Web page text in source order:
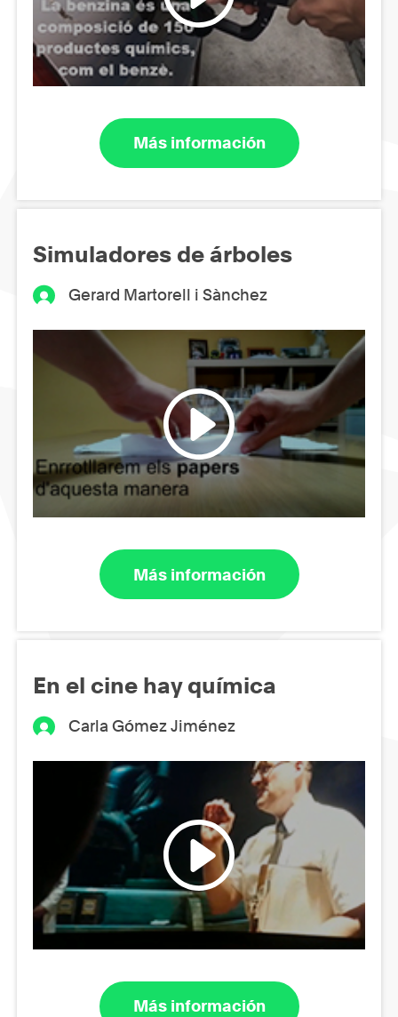
Más información
Simuladores de árboles
Gerard Martorell i Sànchez
Más información
En el cine hay química
Carla Gómez Jiménez
Más información